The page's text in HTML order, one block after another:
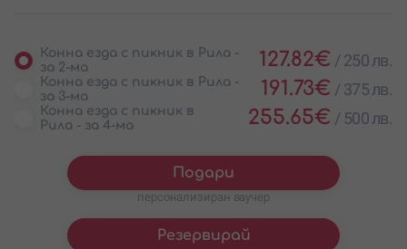
Конна езда с пикник в Рила -
за 2-ма
127.82€ / 250 лв.
Конна езда с пикник в Рила -
за 3-ма
191.73€ / 375 лв.
Конна езда с пикник в
Рила - за 4-ма
255.65€ / 500 лв.
Подари
персонализиран ваучер
Резервирай